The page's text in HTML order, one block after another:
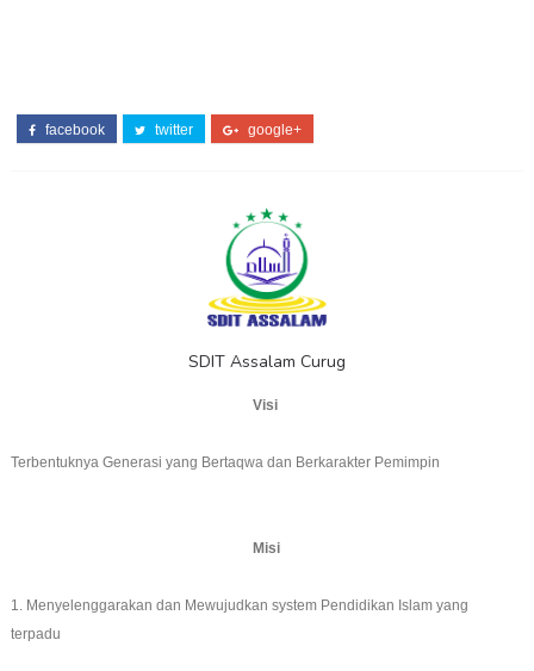
facebook twitter google+
SDIT Assalam Curug
Visi
Terbentuknya Generasi yang Bertaqwa dan Berkarakter Pemimpin
Misi
1. Menyelenggarakan dan Mewujudkan system Pendidikan Islam yang
terpadu